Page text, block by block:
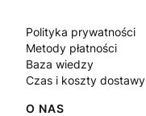
Polityka prywatności
Metody płatności
Baza wiedzy
Czas i koszty dostawy
O NAS